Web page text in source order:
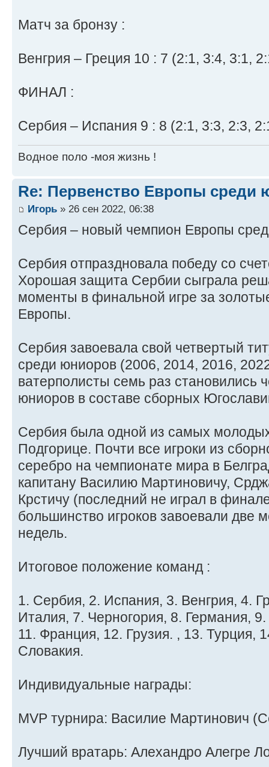
Матч за бронзу :
Венгрия – Греция 10 : 7 (2:1, 3:4, 3:1,
ФИНАЛ :
Сербия – Испания 9 : 8 (2:1, 3:3, 2:3,
Водное поло -моя жизнь !
Re: Первенство Европы среди
Игорь » 26 сен 2022, 06:38
Сербия – новый чемпион Европы
Сербия отпраздновала победу со
Хорошая защита Сербии сыграла
моменты в финальной игре за
Европы.
Сербия завоевала свой четвертый
среди юниоров (2006, 2014, 2016,
ватерполисты семь раз становились
юниоров в составе сборных
Сербия была одной из самых
Подгорице. Почти все игроки из
серебро на чемпионате мира в
капитану Василию Мартиновичу,
Крстичу (последний не играл в
большинство игроков завоевали две
недель.
Итоговое положение команд :
1. Сербия, 2. Испания, 3. Венгрия, 4.
Италия, 7. Черногория, 8. Германия,
11. Франция, 12. Грузия. , 13. Турция,
Словакия.
Индивидуальные награды:
MVP турнира: Василие Мартинович
Лучший вратарь: Алехандро Алегре